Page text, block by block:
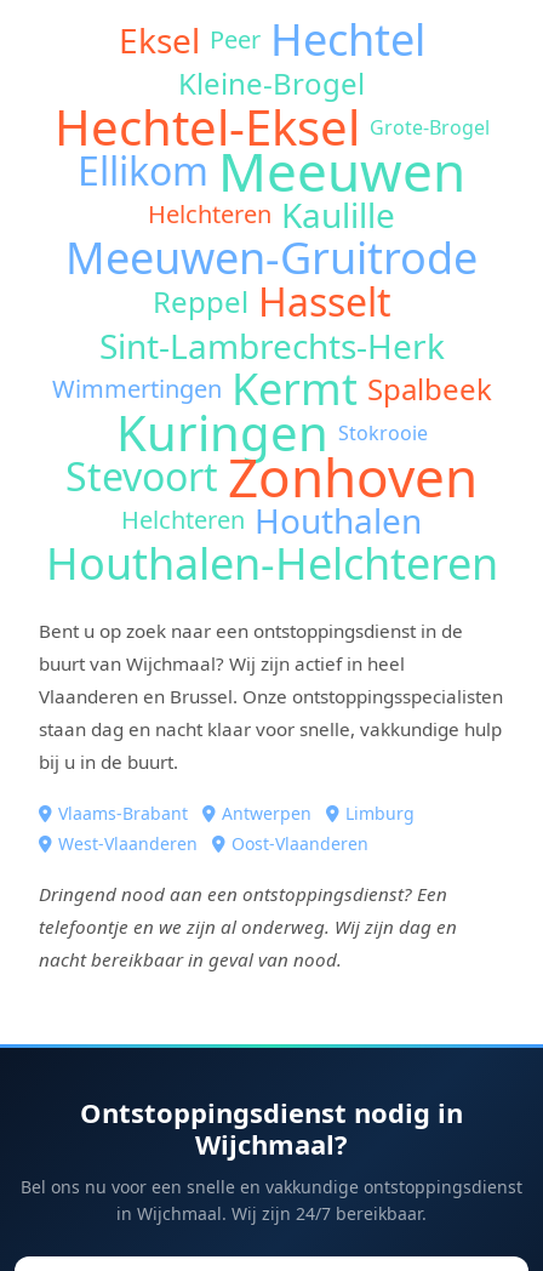
Eksel Peer Hechtel
Kleine-Brogel
Hechtel-Eksel Grote-Brogel
Ellikom Meeuwen
Helchteren Kaulille
Meeuwen-Gruitrode
Reppel Hasselt
Sint-Lambrechts-Herk
Wimmertingen Kermt Spalbeek
Kuringen Stokrooie
Stevoort Zonhoven
Helchteren Houthalen
Houthalen-Helchteren
Bent u op zoek naar een ontstoppingsdienst in de
buurt van Wijchmaal? Wij zijn actief in heel
Vlaanderen en Brussel. Onze ontstoppingsspecialisten
staan dag en nacht klaar voor snelle, vakkundige hulp
bij u in de buurt.
Vlaams-Brabant Antwerpen
Limburg
West-Vlaanderen
Oost-Vlaanderen
Dringend nood aan een ontstoppingsdienst? Een
telefoontje en we zijn al onderweg. Wij zijn dag en
nacht bereikbaar in geval van nood.
Ontstoppingsdienst nodig in
Wijchmaal?
Bel ons nu voor een snelle en vakkundige ontstoppingsdienst
in Wijchmaal. Wij zijn 24/7 bereikbaar.